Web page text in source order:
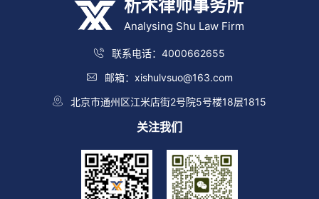
析术律师事务所
Analysing Shu Law Firm
联系电话：4000662655
邮箱：xishulvsuo@163.com
北京市通州区江米店街2号院5号楼18层1815
关注我们